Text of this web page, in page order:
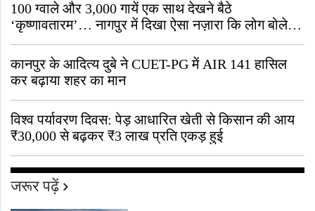
100 ग्वाले और 3,000 गायें एक साथ देखने बैठे
‘कृष्णावतारम’… नागपुर में दिखा ऐसा नज़ारा कि लोग बोले,
“ऐसा तो सिर्फ़ कृष्ण ही कर सकते हैं”
कानपुर के आदित्य दुबे ने CUET-PG में AIR 141 हासिल
कर बढ़ाया शहर का मान
विश्व पर्यावरण दिवस: पेड़ आधारित खेती से किसान की आय
₹30,000 से बढ़कर ₹3 लाख प्रति एकड़ हुई
जरूर पढ़ें